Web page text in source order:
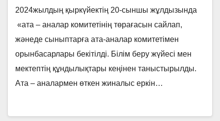
2024жылдың қыркүйектің 20-сыншы жұлдызында
«ата – аналар комитетінің төрағасын сайлап,
жәнеде сыныптарға ата-аналар комитетімен
орынбасарлары бекітілді. Білім беру жүйесі мен
мектептің құндылықтары кеңінен таныстырылды.
Ата – аналармен өткен жиналыс еркін…